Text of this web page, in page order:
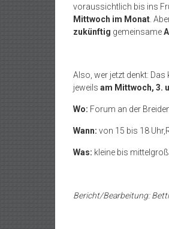
voraussichtlich bis ins
Mittwoch im Monat .
zukünftig gemeinsame
Also, wer jetzt denkt:
jeweils am Mittwoch, 3.
Wo: Forum an der
Wann: von 15 bis 18
Was: kleine bis
Bericht/Bearbeitung: